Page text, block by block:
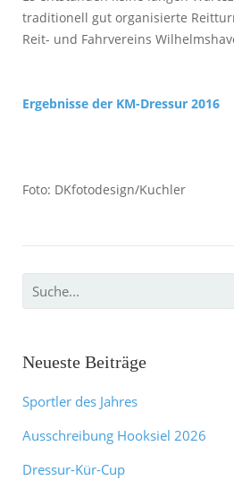
traditionell gut organisierte
Reit- und Fahrvereins
Ergebnisse der KM-Dressur 2016
Foto: DKfotodesign/Kuchler
Neueste Beiträge
Sportler des Jahres
Ausschreibung Hooksiel 2026
Dressur-Kür-Cup